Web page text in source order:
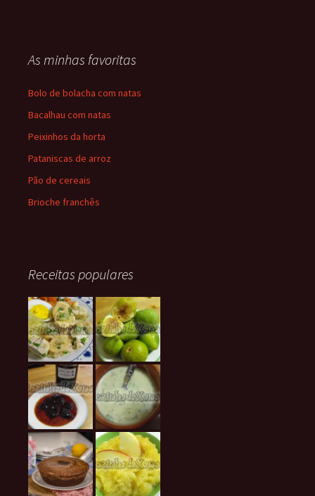
As minhas favoritas
Bolo de bolacha com natas
Bacalhau com natas
Peixinhos da horta
Pataniscas de arroz
Pão de cereais
Brioche franchês
Receitas populares